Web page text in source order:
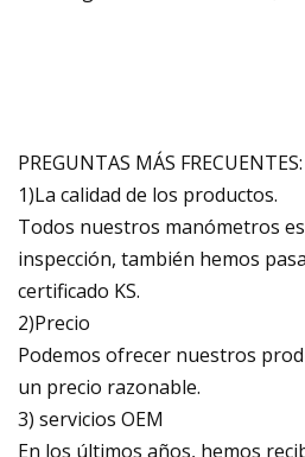
PREGUNTAS MÁS FRECUENTES:
1)La calidad de los productos.
Todos nuestros manómetros
inspección, también hemos
certificado KS.
2)Precio
Podemos ofrecer nuestros
un precio razonable.
3) servicios OEM
En los últimos años, hemos